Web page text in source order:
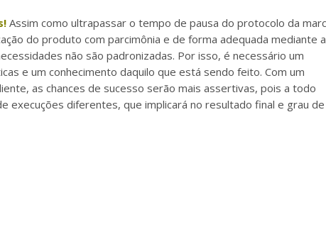
Assim como ultrapassar o tempo de pausa do protocolo da
do produto com parcimônia e de forma adequada mediante
não são padronizadas. Por isso, é necessário um
e um conhecimento daquilo que está sendo feito. Com um
as chances de sucesso serão mais assertivas, pois a todo
diferentes, que implicará no resultado final e grau de